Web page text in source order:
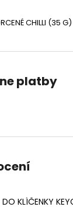
CHILLI (35 G)
platby